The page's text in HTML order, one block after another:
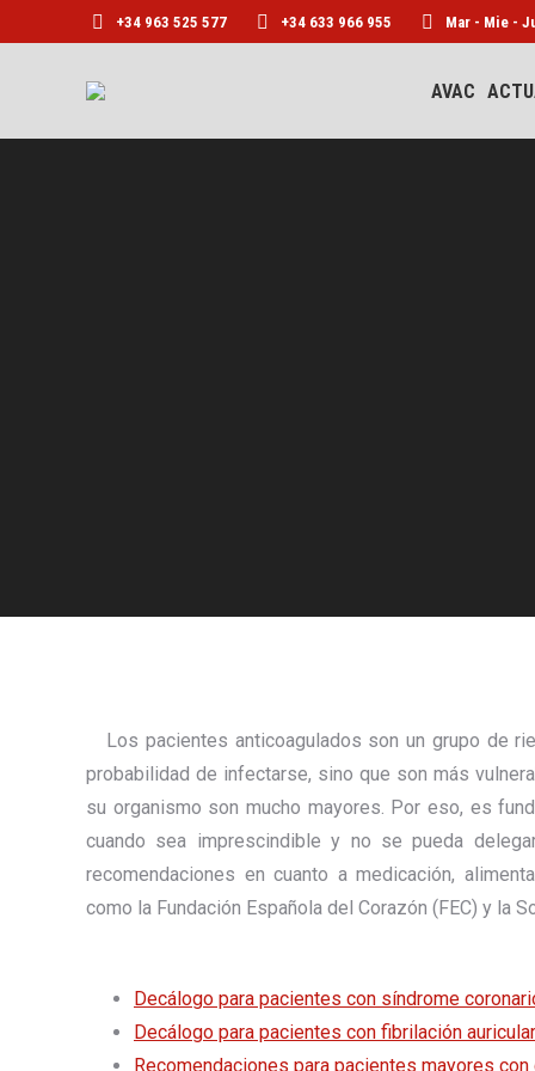
+34 963 525 577 +34 633 966 955 Mar - Mie -
AVAC
Los pacientes anticoagulados son un grupo de
probabilidad de infectarse, sino que son más
su organismo son mucho mayores. Por eso, es
cuando sea imprescindible y no se pueda
recomendaciones en cuanto a medicación,
como la Fundación Española del Corazón (FEC) y la
Decálogo para pacientes con síndrome
Decálogo para pacientes con fibrilación
Recomendaciones para pacientes mayores